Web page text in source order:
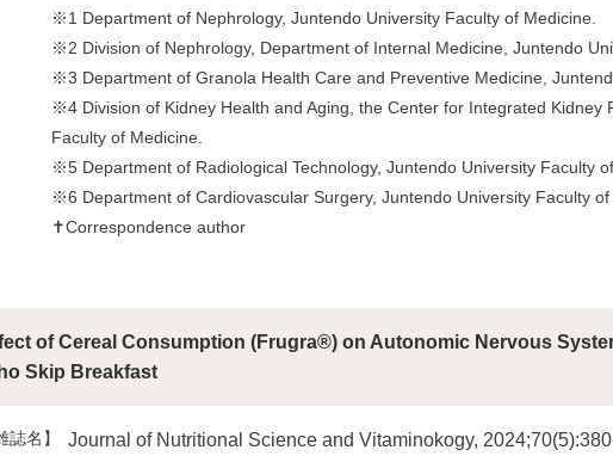
※1 Department of Nephrology, Juntendo University Faculty of Medicine.
※2 Division of Nephrology, Department of Internal Medicine, Juntendo
※3 Department of Granola Health Care and Preventive Medicine,
※4 Division of Kidney Health and Aging, the Center for Integrated Kidney
Faculty of Medicine.
※5 Department of Radiological Technology, Juntendo University Faculty
※6 Department of Cardiovascular Surgery, Juntendo University Faculty of
✝Correspondence author
of Cereal Consumption (Frugra®) on Autonomic Nervous
Skip Breakfast
誌名】 Journal of Nutritional Science and Vitaminokogy,